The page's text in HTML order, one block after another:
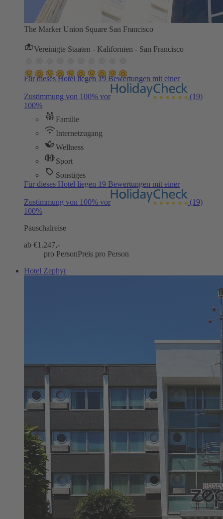
The Marker Union Square San Francisco
Vereinigte Staaten - Kalifornien - San Francisco
Für dieses Hotel liegen 19 Bewertungen mit einer
Zustimmung von 100% vor
(19)
100%
Familie
Internetzugang
Wellness
Sport
Sonstiges
Für dieses Hotel liegen 19 Bewertungen mit einer
Zustimmung von 100% vor
(19)
100%
Pauschalreise
ab €1.247,-
pro PersonPreis pro Person
Hotel Zephyr